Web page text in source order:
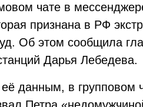
чате в
признана в РФ
Об этом сообщила
Дарья Лебедева.
данным, в групповом